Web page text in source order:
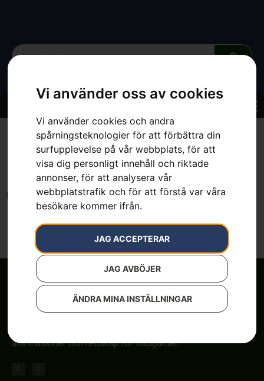
Vi använder oss av cookies
Vi använder cookies och andra
spårningsteknologier för att förbättra din
surfupplevelse på vår webbplats, för att
visa dig personligt innehåll och riktade
annonser, för att analysera vår
webbplatstrafik och för att förstå var våra
besökare kommer ifrån.
JAG ACCEPTERAR
JAG AVBÖJER
ÄNDRA MINA INSTÄLLNINGAR
Den sidan kan inte
hittas.
Det verkar som om inget hittades på denna plats.
Om röjsågar, automower och åkgräsklippare i Uddevalla.
alla maskiner och redskap för trädgården.